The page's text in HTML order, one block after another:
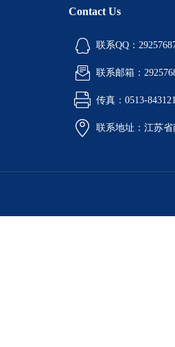
Contact Us
联系QQ：
联系邮箱：
传真：0513-
联系地址：江苏